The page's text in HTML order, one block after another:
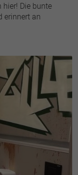
hier! Die bunte
erinnert an